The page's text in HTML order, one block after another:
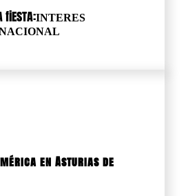
fiesta:INTERES
en Asturias de